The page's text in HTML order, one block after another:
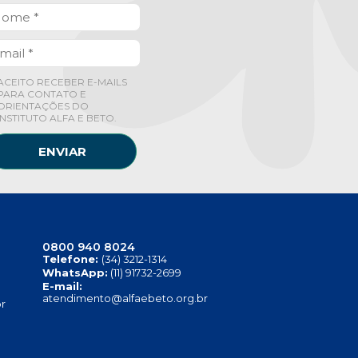
RECEBER E-MAILS
CONTATO E
DO
ALFA E BETO.
ENVIAR
0800 940 8024
Telefone: (34) 3212-1314
WhatsApp: (11) 91732-2699
E-mail:
atendimento@alfaebeto.org.br